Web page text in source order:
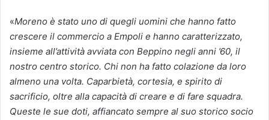
«Moreno è stato uno di quegli uomini che hanno fatto
crescere il commercio a Empoli e hanno caratterizzato,
insieme all’attività avviata con Beppino negli anni ’60, il
nostro centro storico. Chi non ha fatto colazione da loro
almeno una volta. Caparbietà, cortesia, e spirito di
sacrificio, oltre alla capacità di creare e di fare squadra.
Queste le sue doti, affiancato sempre al suo storico socio